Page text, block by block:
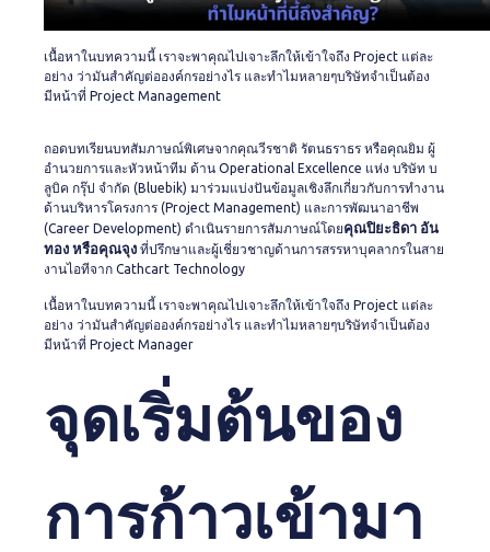
เนื้อหาในบทความนี้ เราจะพาคุณไปเจาะลึกให้เข้าใจถึง Project แต่ละ
อย่าง ว่ามันสำคัญต่อองค์กรอย่างไร และทำไมหลายๆบริษัทจำเป็นต้อง
มีหน้าที่ Project Management
ถอดบทเรียนบทสัมภาษณ์พิเศษจากคุณวีรชาติ รัตนธราธร หรือคุณยิม ผู้
อำนวยการและหัวหน้าทีม ด้าน Operational Excellence แห่ง บริษัท บ
ลูบิค กรุ๊ป จำกัด (Bluebik) มาร่วมแบ่งปันข้อมูลเชิงลึกเกี่ยวกับการทำงาน
ด้านบริหารโครงการ (Project Management) และการพัฒนาอาชีพ
(Career Development) ดำเนินรายการสัมภาษณ์โดยคุณปิยะธิดา อัน
ทอง หรือคุณจุง ที่ปรึกษาและผู้เชี่ยวชาญด้านการสรรหาบุคลากรในสาย
งานไอทีจาก Cathcart Technology
เนื้อหาในบทความนี้ เราจะพาคุณไปเจาะลึกให้เข้าใจถึง Project แต่ละ
อย่าง ว่ามันสำคัญต่อองค์กรอย่างไร และทำไมหลายๆบริษัทจำเป็นต้อง
มีหน้าที่ Project Manager
จุดเริ่มต้นของ
การก้าวเข้ามา